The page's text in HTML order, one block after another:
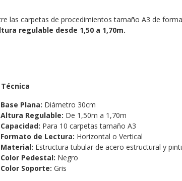
las carpetas de procedimientos tamaño A3 de
regulable desde 1,50 a 1,70m.
Técnica
Base Plana: Diámetro 30cm
Altura Regulable: De 1,50m a 1,70m
Capacidad: Para 10 carpetas tamaño A3
Formato de Lectura: Horizontal o Vertical
Material: Estructura tubular de acero estructural y
Color Pedestal: Negro
Color Soporte: Gris